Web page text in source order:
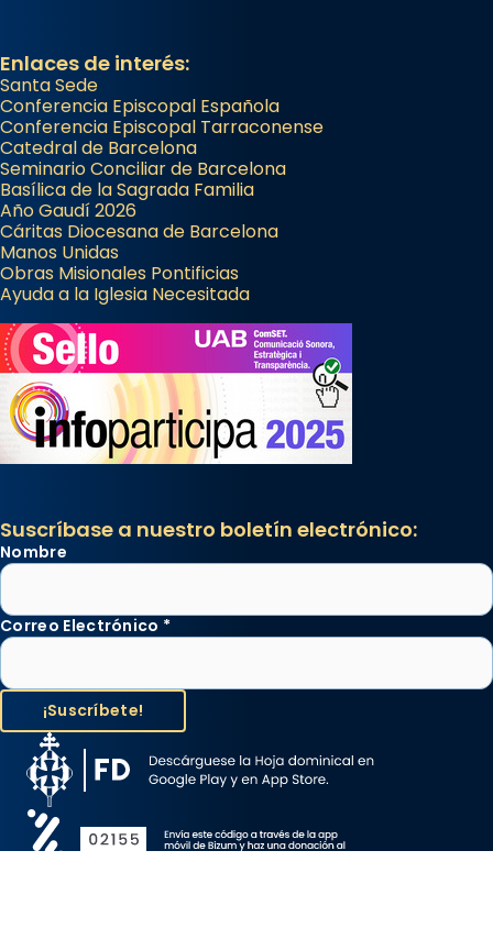
Enlaces de interés:
Santa Sede
Conferencia Episcopal Española
Conferencia Episcopal Tarraconense
Catedral de Barcelona
Seminario Conciliar de Barcelona
Basílica de la Sagrada Familia
Año Gaudí 2026
Cáritas Diocesana de Barcelona
Manos Unidas
Obras Misionales Pontificias
Ayuda a la Iglesia Necesitada
Suscríbase a nuestro boletín electrónico:
Nombre
Correo Electrónico *